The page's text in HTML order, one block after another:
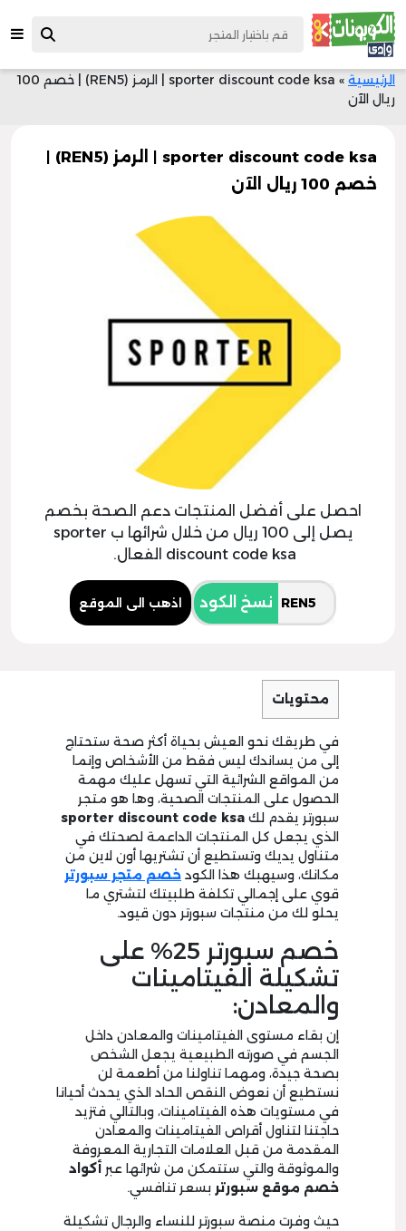
الرئيسية »
sporter discount code ksa | الرمز (REN5) | خصم 100
ريال الآن
sporter discount code ksa | الرمز (REN5) |
خصم 100 ريال الآن
احصل على أفضل المنتجات دعم الصحة بخصم
يصل إلى 100 ريال من خلال شرائها ب sporter
discount code ksa الفعال.
نسخ الكود اذهب الى الموقع
محتويات
في طريقك نحو العيش بحياة أكثر صحة ستحتاج
إلى من يساندك ليس فقط من الأشخاص وإنما
من المواقع الشرائية التي تسهل عليك مهمة
الحصول على المنتجات الصحية، وها هو متجر
سبورتر يقدم لك sporter discount code ksa
الذي يجعل كل المنتجات الداعمة لصحتك في
متناول يديك وتستطيع أن تشتريها أون لاين من
مكانك، وسيهبك هذا الكود خصم متجر سبورتر
قوي على إجمالي تكلفة طلبيتك لتشتري ما
يحلو لك من منتجات سبورتر دون قيود.
خصم سبورتر 25% على
تشكيلة الفيتامينات
والمعادن:
إن بقاء مستوى الفيتامينات والمعادن داخل
الجسم في صورته الطبيعية يجعل الشخص
بصحة جيدة، ومهما تناولنا من أطعمة لن
نستطيع أن نعوض النقص الحاد الذي يحدث أحيانا
في مستويات هذه الفيتامينات، وبالتالي فتزيد
حاجتنا لتناول أقراص الفيتامينات والمعادن
المقدمة من قبل العلامات التجارية المعروفة
والموثوقة والتي ستتمكن من شرائها عبر أكواد
خصم موقع سبورتر بسعر تنافسي.
حيث وفرت منصة سبورتر للنساء والرجال تشكيلة